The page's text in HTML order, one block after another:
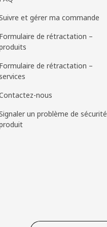
et gérer ma commande
Formulaire de rétractation –
Formulaire de rétractation –
nous
un problème de sécurité